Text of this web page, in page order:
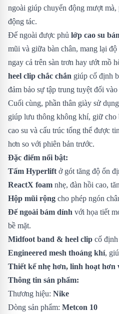
ngoài giúp chuyển động mượt
động tác.
Đế ngoài được phủ lớp cao su
mũi và giữa bàn chân, mang lại
ngay cả trên sàn trơn hay ướt mồ
heel clip chắc chắn giúp cố định
đảm bảo sự tập trung tuyệt đối
Cuối cùng, phần thân giày sử dụng
giúp lưu thông không khí, giữ cho
cao su và cấu trúc tổng thể được
hơn so với phiên bản trước.
Đặc điểm nổi bật:
Tấm Hyperlift ở gót tăng độ ổn
ReactX foam nhẹ, đàn hồi cao,
Hộp mũi rộng cho phép ngón
Đế ngoài bám dính với họa tiết
bề mặt.
Midfoot band & heel clip cố
Engineered mesh thoáng khí,
Thiết kế nhẹ hơn, linh hoạt hơn
Thông tin sản phẩm:
Thương hiệu: Nike
Dòng sản phẩm: Metcon 10